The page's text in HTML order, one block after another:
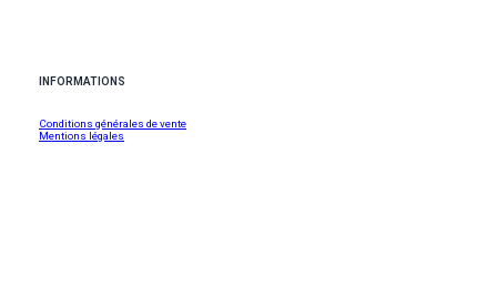
INFORMATIONS
Conditions générales de vente
Mentions légales